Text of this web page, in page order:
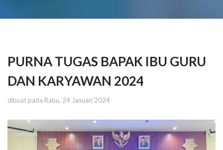
PURNA TUGAS BAPAK IBU GURU
DAN KARYAWAN 2024
dibuat pada Rabu, 24 Januari 2024